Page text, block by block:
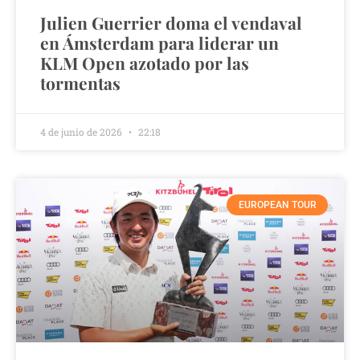
Julien Guerrier doma el vendaval
en Ámsterdam para liderar un
KLM Open azotado por las
tormentas
4 de junio de 2026 22:18
EUROPEAN TOUR